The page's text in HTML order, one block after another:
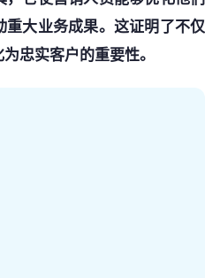
大业务成果。这证明了不仅
忠实客户的重要性。